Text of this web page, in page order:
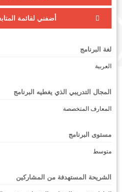
أضفني لقائمة
لغة البرنامج
العربية
المجال التدريبي الذي يغطيه البرنامج
المعارف المتخصصة
مستوى البرنامج
متوسط
الشريحة المستهدفة من المشاركين